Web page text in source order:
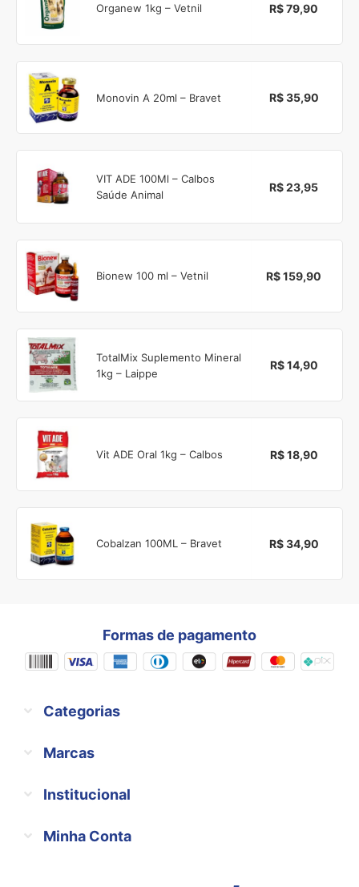
Organew 1kg – Vetnil R$ 79,90
Monovin A 20ml – Bravet R$ 35,90
VIT ADE 100Ml – Calbos
Saúde Animal
R$ 23,95
Bionew 100 ml – Vetnil R$ 159,90
TotalMix Suplemento Mineral
1kg – Laippe
R$ 14,90
Vit ADE Oral 1kg – Calbos R$ 18,90
Cobalzan 100ML – Bravet R$ 34,90
Formas de pagamento
Categorias
Marcas
Institucional
Minha Conta